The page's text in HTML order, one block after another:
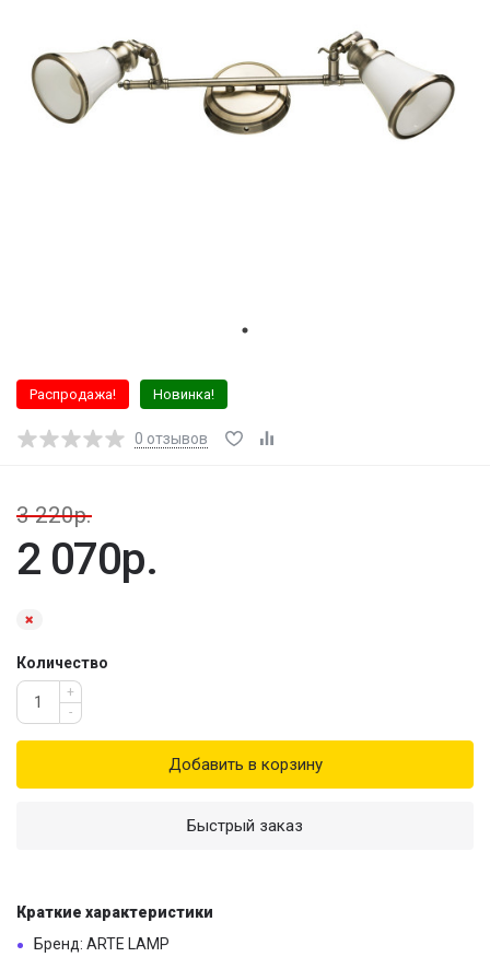
Распродажа! Новинка!
0 отзывов
3 220р.
2 070р.
Количество
+
-
Добавить в корзину
Быстрый заказ
Краткие характеристики
Бренд: ARTE LAMP